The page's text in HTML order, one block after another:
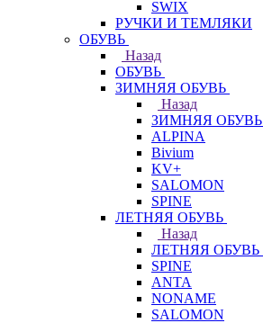
SWIX
РУЧКИ И ТЕМЛЯКИ
ОБУВЬ
Назад
ОБУВЬ
ЗИМНЯЯ ОБУВЬ
Назад
ЗИМНЯЯ ОБУВЬ
ALPINA
Bivium
KV+
SALOMON
SPINE
ЛЕТНЯЯ ОБУВЬ
Назад
ЛЕТНЯЯ ОБУВЬ
SPINE
ANTA
NONAME
SALOMON